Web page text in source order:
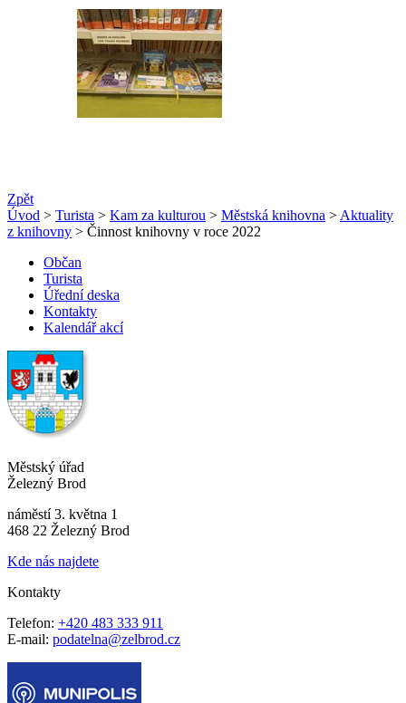
Zpět
Úvod > Turista > Kam za kulturou > Městská knihovna > Aktuality
z knihovny > Činnost knihovny v roce 2022
Občan
Turista
Úřední deska
Kontakty
Kalendář akcí
Městský úřad
Železný Brod
náměstí 3. května 1
468 22 Železný Brod
Kde nás najdete
Kontakty
Telefon: +420 483 333 911
E-mail: podatelna@zelbrod.cz